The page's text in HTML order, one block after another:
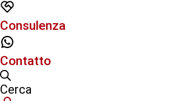
Consulenza
Contatto
Cerca